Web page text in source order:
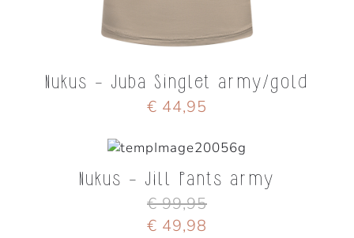
Nukus - Juba Singlet army/gold
€ 44,95
Nukus - Jill Pants army
€ 99,95
€ 49,98